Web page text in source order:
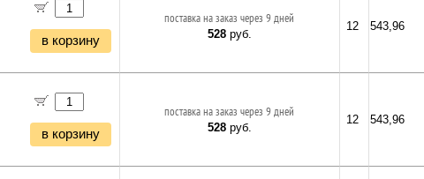
в корзину
поставка на заказ через 9 дней
528руб.
12 543,96
в корзину
поставка на заказ через 9 дней
528руб.
12 543,96